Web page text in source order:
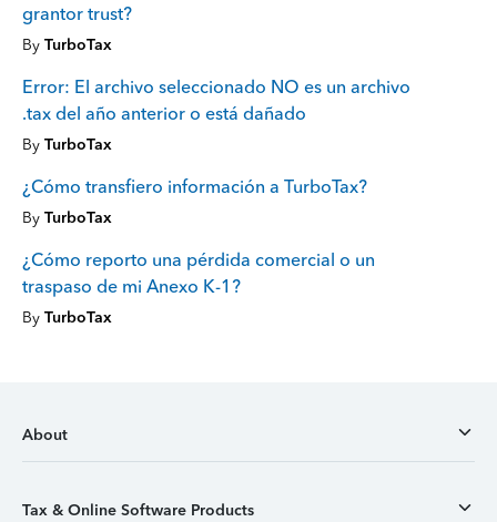
grantor trust?
By TurboTax
Error: El archivo seleccionado NO es un archivo
.tax del año anterior o está dañado
By TurboTax
¿Cómo transfiero información a TurboTax?
By TurboTax
¿Cómo reporto una pérdida comercial o un
traspaso de mi Anexo K-1?
By TurboTax
About
Tax & Online Software Products